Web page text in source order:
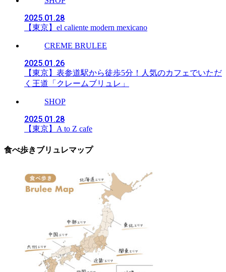
2025.01.28
【東京】el caliente modern mexicano
CREME BRULEE
2025.01.26
【東京】表参道駅から徒歩5分！人気のカフェでいただ
く王道「クレームブリュレ」
SHOP
2025.01.28
【東京】A to Z cafe
食べ歩きブリュレマップ